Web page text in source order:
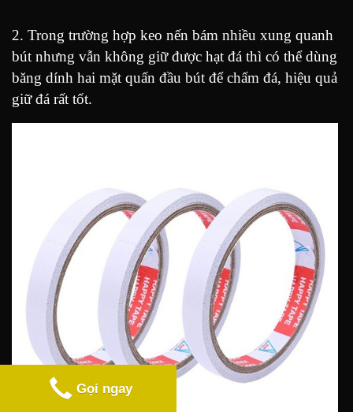
2. Trong trường hợp keo nến bám nhiều xung quanh
bút nhưng vẫn không giữ được hạt đá thì có thể dùng
băng dính hai mặt quấn đầu bút để chấm đá, hiệu quả
giữ đá rất tốt.
Gọi ngay